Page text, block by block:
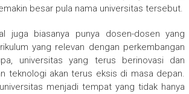
besar pula nama universitas tersebut.
juga biasanya punya dosen-dosen yang
yang relevan dengan perkembangan
universitas yang terus berinovasi dan
teknologi akan terus eksis di masa depan.
menjadi tempat yang tidak hanya